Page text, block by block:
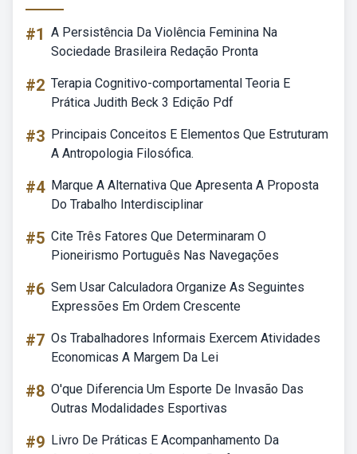
#1 A Persistência Da Violência Feminina Na
Sociedade Brasileira Redação Pronta
#2 Terapia Cognitivo-comportamental Teoria E
Prática Judith Beck 3 Edição Pdf
#3 Principais Conceitos E Elementos Que Estruturam
A Antropologia Filosófica.
#4 Marque A Alternativa Que Apresenta A Proposta
Do Trabalho Interdisciplinar
#5 Cite Três Fatores Que Determinaram O
Pioneirismo Português Nas Navegações
#6 Sem Usar Calculadora Organize As Seguintes
Expressões Em Ordem Crescente
#7 Os Trabalhadores Informais Exercem Atividades
Economicas A Margem Da Lei
#8 O'que Diferencia Um Esporte De Invasão Das
Outras Modalidades Esportivas
#9 Livro De Práticas E Acompanhamento Da